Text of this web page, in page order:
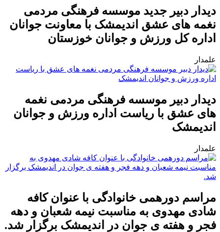
دیدار دبیر جدید موسسه فرهنگی مردمی
نغمه های عشق اندیمشک با معاونت جوانان
اداره کل ورزش و جوانان خوزستان
علمدار
دیدار دبیر موسسه فرهنگی مردمی نغمه
های عشق با ریاست اداره ورزش و جوانان
اندیمشک
علمدار
مراسم دورهمی خانوادگی با عنوان کافه
شادی مهدوی به مناسبت نیمه شعبان و دهه
فجر و هفته ی جوان در اندیمشک برگزار شد.